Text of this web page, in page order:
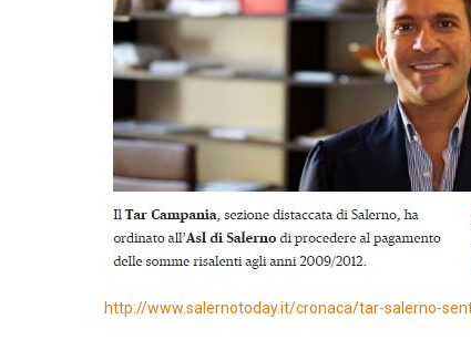
http://www.salernotoday.it/cronaca/tar-salerno-